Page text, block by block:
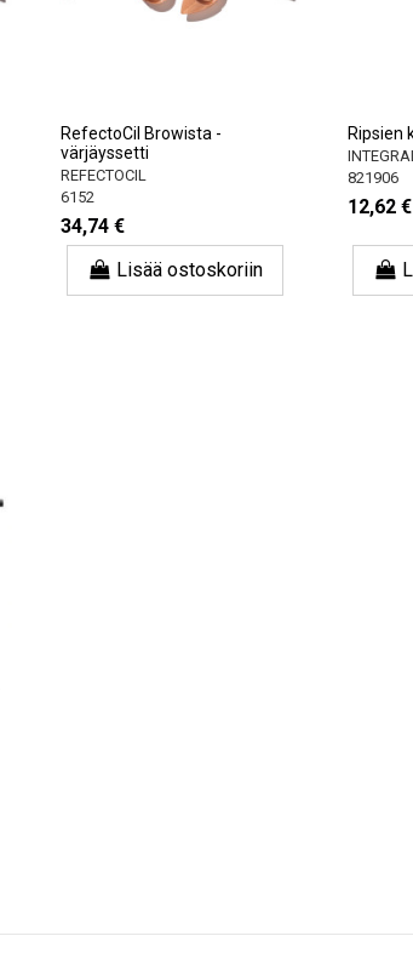
RefectoCil Browista -
värjäyssetti
REFECTOCIL
6152
34,74 €
Lisää ostoskoriin
Ripsien
821906
12,62 €